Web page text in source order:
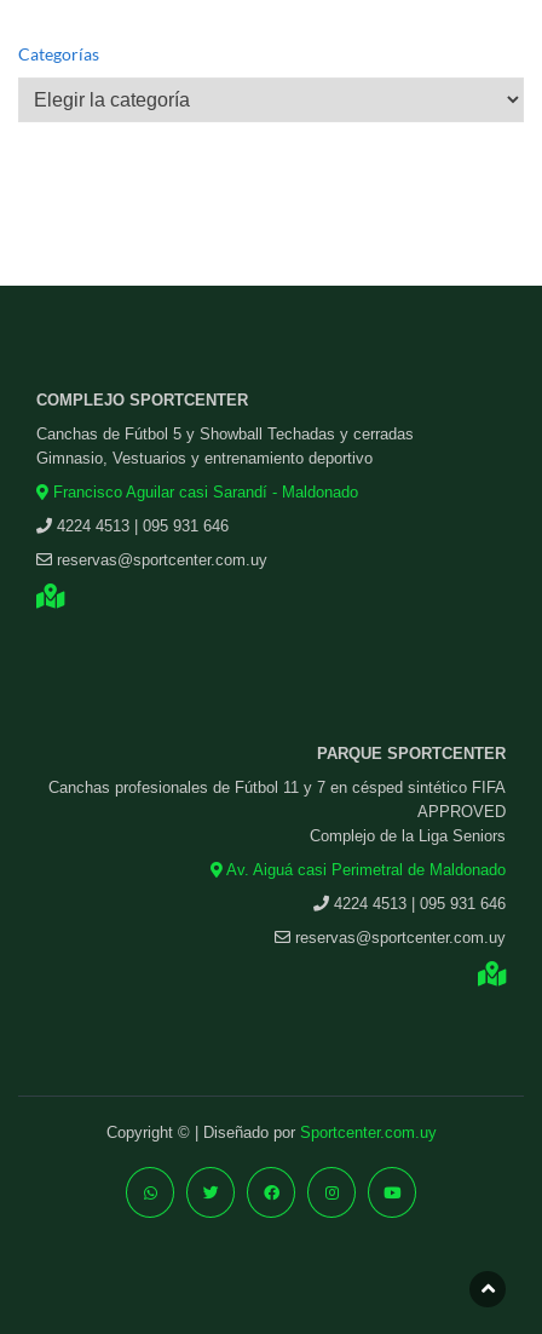
Categorías
Categorías
COMPLEJO SPORTCENTER
Canchas de Fútbol 5 y Showball Techadas y cerradas
Gimnasio, Vestuarios y entrenamiento deportivo
Francisco Aguilar casi Sarandí - Maldonado
4224 4513 | 095 931 646
reservas@sportcenter.com.uy
PARQUE SPORTCENTER
Canchas profesionales de Fútbol 11 y 7 en césped sintético FIFA
APPROVED
Complejo de la Liga Seniors
Av. Aiguá casi Perimetral de Maldonado
4224 4513 | 095 931 646
reservas@sportcenter.com.uy
Copyright © | Diseñado por Sportcenter.com.uy